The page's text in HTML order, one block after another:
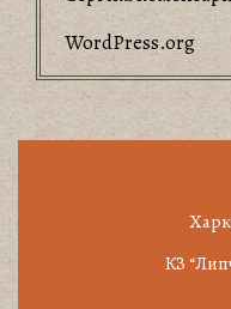
WordPress.org
КЗ